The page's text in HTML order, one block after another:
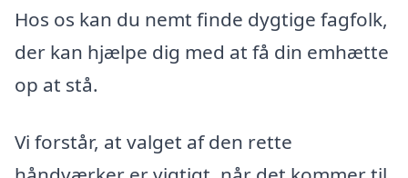
Hos os kan du nemt finde dygtige fagfolk,
der kan hjælpe dig med at få din emhætte
op at stå.
Vi forstår, at valget af den rette